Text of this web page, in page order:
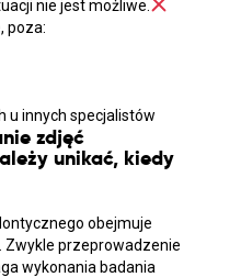
nie jest możliwe.
poza:
u innych specjalistów
zdjęć
unikać, kiedy
obejmuje
Zwykle przeprowadzenie
wykonania badania